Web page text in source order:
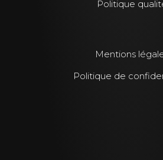
Politique
Mentions
Politique de